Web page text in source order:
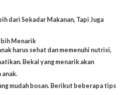
dari Sekadar Makanan, Tapi Juga
Menarik
harus sehat dan memenuhi nutrisi,
Bekal yang menarik akan
anak.
mudah bosan. Berikut beberapa tips